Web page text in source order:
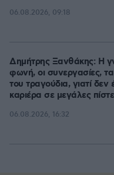
06.08.2026, 09:18
Δημήτρης Ξανθάκης: Η
φωνή, οι συνεργασίες,
του τραγούδια, γιατί δεν
καριέρα σε μεγάλες
06.08.2026, 16:32